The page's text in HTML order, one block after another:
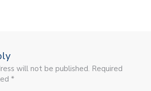
will not be published. Required
*